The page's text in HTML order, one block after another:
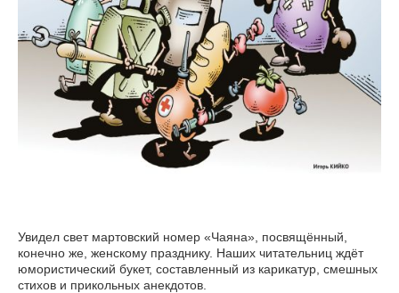
Увидел свет мартовский номер «Чаяна», посвящённый,
конечно же, женскому празднику. Наших читательниц ждёт
юмористический букет, составленный из карикатур, смешных
стихов и прикольных анекдотов.